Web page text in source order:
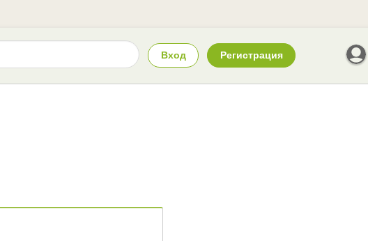
Вход Регистрация